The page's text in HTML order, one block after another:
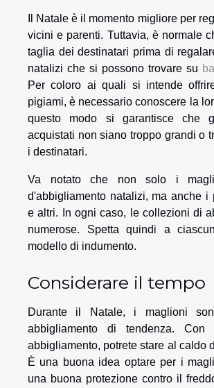
Il Natale è il momento migliore per
vicini e parenti. Tuttavia, è normale
taglia dei destinatari prima di
natalizi che si possono trovare su
Per coloro ai quali si intende
pigiami, è necessario conoscere la
questo modo si garantisce che
acquistati non siano troppo grandi o
i destinatari.
Va notato che non solo i
d'abbigliamento natalizi, ma anche i
e altri. In ogni caso, le collezioni di
numerose. Spetta quindi a
modello di indumento.
Considerare il tempo
Durante il Natale, i maglioni
abbigliamento di tendenza.
abbigliamento, potrete stare al caldo
È una buona idea optare per i
una buona protezione contro il